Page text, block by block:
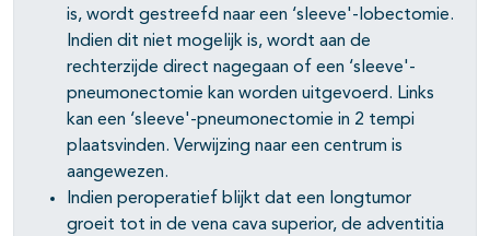
is, wordt gestreefd naar een ‘sleeve'-lobectomie.
Indien dit niet mogelijk is, wordt aan de
rechterzijde direct nagegaan of een ‘sleeve'-
pneumonectomie kan worden uitgevoerd. Links
kan een ‘sleeve'-pneumonectomie in 2 tempi
plaatsvinden. Verwijzing naar een centrum is
aangewezen.
Indien peroperatief blijkt dat een longtumor
groeit tot in de vena cava superior, de adventitia